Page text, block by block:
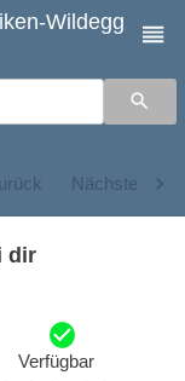
Wildegg
Nächste
dir
Verfügbar